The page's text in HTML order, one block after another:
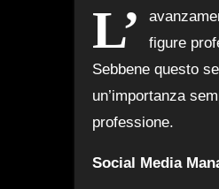
L’
figure
Sebbene questo
un’importanza
professione.
Social Media